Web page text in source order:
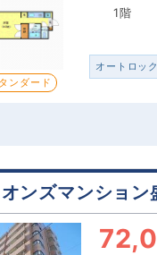
ンダード
1階
オートロック
ンズマンション